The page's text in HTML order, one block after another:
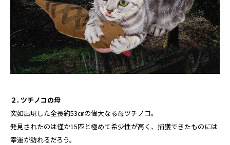
２. ツチノコの⺟
突如出現した全⻑約53㎝の偉⼤なる⺟ツチノコ。
発⾒されたのは僅か15匹と極めて希少性が⾼く、捕獲できたものには
幸運が訪れるだろう。